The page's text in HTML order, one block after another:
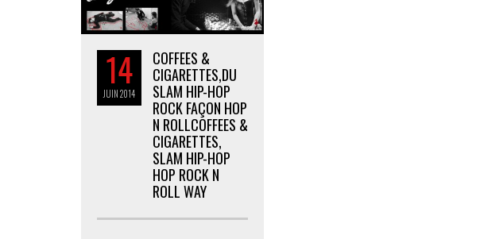
14
JUIN2014
COFFEES &
CIGARETTES,DU
SLAM HIP-HOP
ROCK FAÇON HOP
N ROLLCOFFEES &
CIGARETTES,
SLAM HIP-HOP
HOP ROCK N
ROLL WAY